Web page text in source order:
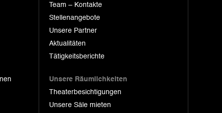
Team – Kontakte
Stellenangebote
Unsere Partner
Aktualitäten
Tätigkeitsberichte
Unsere Räumlichkeiten
Theaterbesichtigungen
Unsere Säle mieten